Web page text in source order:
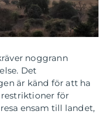
noggrann
Det
är känd för att ha
för
ensam till landet,